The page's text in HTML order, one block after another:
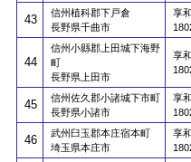
43
信州植科郡下戸倉
長野県千曲市
享
44
信州小縣郡上田城下海野
町
長野県上田市
享
45
信州佐久郡小諸城下市町
長野県小諸市
享
46
武州臼玉郡本庄宿本町
埼玉県本庄市
享